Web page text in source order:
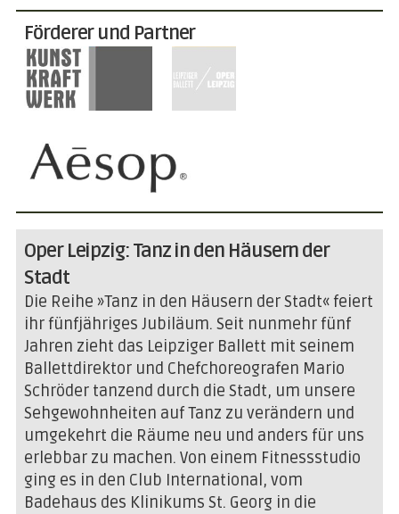
Förderer und Partner
Oper Leipzig: Tanz in den Häusern der
Stadt
Die Reihe »Tanz in den Häusern der Stadt« feiert
ihr fünfjähriges Jubiläum. Seit nunmehr fünf
Jahren zieht das Leipziger Ballett mit seinem
Ballettdirektor und Chefchoreografen Mario
Schröder tanzend durch die Stadt, um unsere
Sehgewohnheiten auf Tanz zu verändern und
umgekehrt die Räume neu und anders für uns
erlebbar zu machen. Von einem Fitnessstudio
ging es in den Club International, vom
Badehaus des Klinikums St. Georg in die